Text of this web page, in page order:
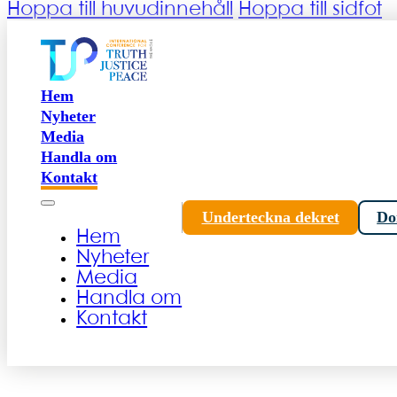
Hoppa till huvudinnehåll Hoppa till sidfot
Hem
Nyheter
Media
Handla om
Kontakt
Hem
Nyheter
Media
Handla om
Kontakt
Underteckna dekret